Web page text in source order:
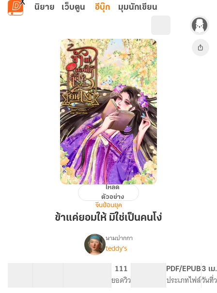
ข้ามไปยังเนื้อหาหลัก
นิยาย เว็บตูน อีบุ๊ก มุมนักเขียน
ยอม
โหลด
ตัวอย่าง
จีนย้อนยุค
ข้าแค่ยอมให้ มิใช่เป็นคนโง่
เรื่อง
แค่
ยอม
ให้
นามปากกา
teddy’s
111
ยอดวิว
PDF/EPUB
ประเภทไฟล์
3 เ
วันที่